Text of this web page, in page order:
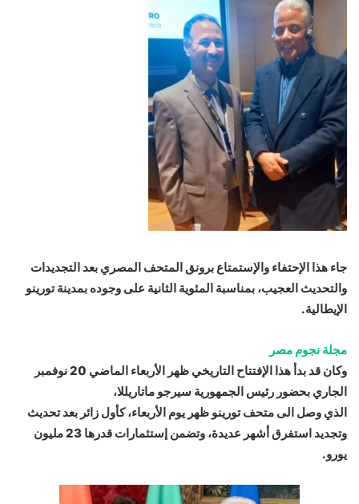
جاء هذا الإحتفاء والإستمتاع برونق المتحف المصري بعد التجديدات
والتحديث العجيب، بمناسبة المئوية الثانية على وجوده بمدينة تورينو
الإيطالية.
مجلة نجوم مصر
وكان قد بدأ هذا الإفتتاح التاريخي ظهر الأربعاء الماضي 20 نوفمبر
الجاري بحضور رئيس الجمهورية سيرجو ماتاريللا،
الذي وصل الى متحف تورينو ظهر يوم الأربعاء، كأول زائر بعد تحديث
وتجديد استفرق أشهر عديدة، وتضمن إستثمارات قدرها 23 مليون
يورو.